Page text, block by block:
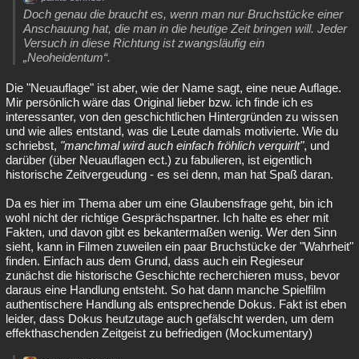
Doch genau die braucht es, wenn man nur Bruchstücke einer
Anschauung hat, die man in die heutige Zeit bringen will. Jeder
Versuch in diese Richtung ist zwangsläufig ein
„Neoheidentum“.
Die "Neuauflage" ist aber, wie der Name sagt, eine neue Auflage.
Mir persönlich wäre das Original lieber bzw. ich finde ich es
interessanter, von den geschichtlichen Hintergründen zu wissen
und wie alles entstand, was die Leute damals motivierte. Wie du
schriebst, "manchmal wird auch einfach fröhlich verquirlt", und
darüber (über Neuauflagen ect.) zu fabulieren, ist eigentlich
historische Zeitvergeudung - es sei denn, man hat Spaß daran.
Da es hier im Thema aber um eine Glaubensfrage geht, bin ich
wohl nicht der richtige Gesprächspartner. Ich halte es eher mit
Fakten, und davon gibt es bekantermaßen wenig. Wer den Sinn
sieht, kann in Filmen zuweilen ein paar Bruchstücke der "Wahrheit"
finden. Einfach aus dem Grund, dass auch ein Regieseur
zunächst die historische Geschichte recherchieren muss, bevor
daraus eine Handlung entsteht. So hat dann manche Spielfilm
authentischere Handlung als entsprechende Dokus. Fakt ist eben
leider, dass Dokus heutzutage auch gefälscht werden, um dem
effekthaschenden Zeitgeist zu befriedigen (Mockumentary)